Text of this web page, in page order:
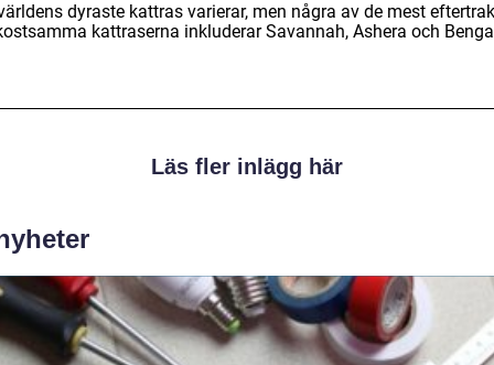
dyraste kattras varierar, men några av de mest
kattraserna inkluderar Savannah, Ashera och
Läs fler inlägg här